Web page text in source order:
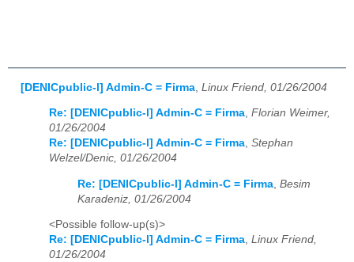
[DENICpublic-l] Admin-C = Firma Linux Friend, 01/26/2004
Re: [DENICpublic-l] Admin-C = Firma, Florian Weimer,
01/26/2004
Re: [DENICpublic-l] Admin-C = Firma, Stephan
Welzel/Denic, 01/26/2004
Re: [DENICpublic-l] Admin-C = Firma Besim
Karadeniz, 01/26/2004
<Possible follow-up(s)>
Re: [DENICpublic-l] Admin-C = Firma, Linux Friend,
01/26/2004